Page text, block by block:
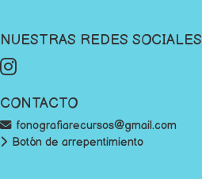
NUESTRAS REDES SOCIALES
CONTACTO
fonografiarecursos@gmail.com
Botón de arrepentimiento